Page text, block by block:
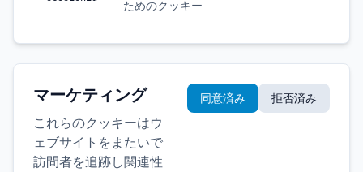
ためのクッキー
マーケティング
これらのクッキーはウ
ェブサイトをまたいで
訪問者を追跡し関連性
同意済み 拒否済み